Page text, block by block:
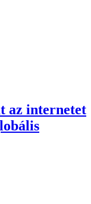
az internetet